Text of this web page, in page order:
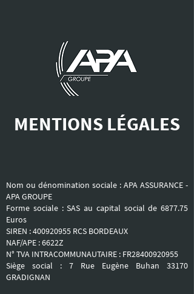
MENTIONS LÉGALES
Nom ou dénomination sociale : APA ASSURANCE -
APA GROUPE
Forme sociale : SAS au capital social de 6877.75
Euros
SIREN :400920955 RCS BORDEAUX
NAF/APE : 6622Z
N° TVA INTRACOMMUNAUTAIRE : FR28400920955
Siège social : 7 Rue Eugène Buhan 33170
GRADIGNAN